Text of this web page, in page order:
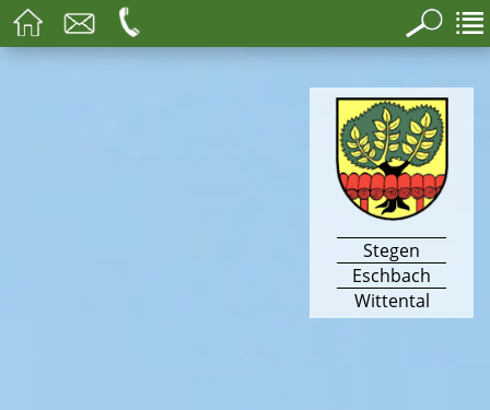
Stegen
Eschbach
Wittental